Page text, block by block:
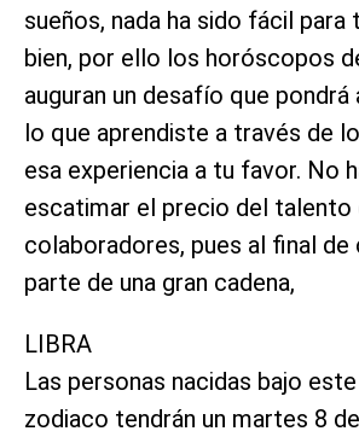
sueños, nada ha sido fácil para
bien, por ello los horóscopos
auguran un desafío que
lo que aprendiste a través de
esa experiencia a tu favor. No
escatimar el precio del talento
colaboradores, pues al final de
parte de una gran cadena,
LIBRA
Las personas nacidas bajo
zodiaco tendrán un martes 8